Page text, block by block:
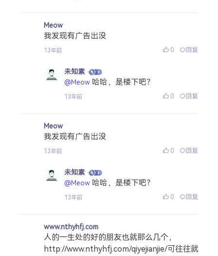
Meow
我发现有广告出没
13年前 0 回复
未知素
@Meow 哈哈，是楼下吧？
13年前 0 回复
Meow
我发现有广告出没
13年前 0 回复
未知素
@Meow 哈哈，是楼下吧？
13年前 0 回复
www.nthyhfj.com
人的一生处的好的朋友也就那么几个，
http://www.nthyhfj.com/qiyejianjie/可往往就